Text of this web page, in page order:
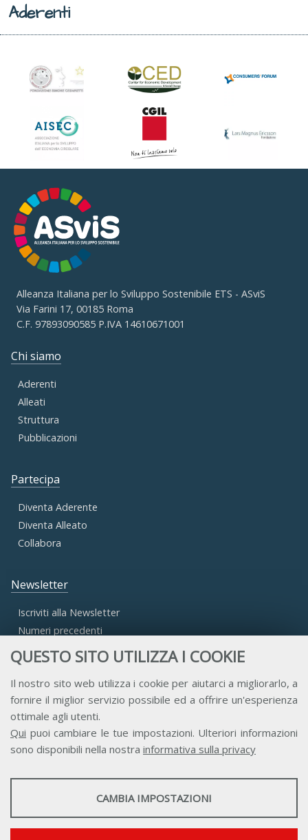
QUESTO SITO UTILIZZA I COOKIE
Il nostro sito web utilizza i cookie per aiutarci a migliorarlo, a
fornire il miglior servizio possibile ed a offrire un'esperienza
ottimale agli utenti.
Qui puoi cambiare le tue impostazioni. Ulteriori informazioni
sono disponibili nella nostra informativa sulla privacy
STATISTICHE
CAMBIA IMPOSTAZIONI
Aderenti
Alleanza Italiana per lo Sviluppo Sostenibile ETS - ASviS
Via Farini 17, 00185 Roma
C.F. 97893090585 P.IVA 14610671001
Chi siamo
Aderenti
Alleati
Struttura
Pubblicazioni
Partecipa
Diventa Aderente
Diventa Alleato
Collabora
Newsletter
Iscriviti alla Newsletter
Numeri precedenti
Accesso Aderenti
Accesso Consulta
Accesso Team
Contatti Privacy Trasparenza Credits